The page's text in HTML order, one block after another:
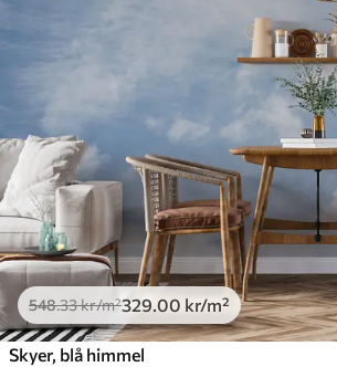
548.33kr/m²329.00 kr/m²
Skyer, blå himmel